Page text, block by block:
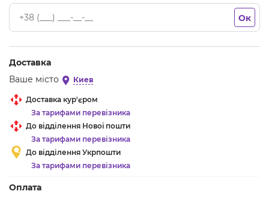
Ок
Доставка
Ваше місто
Киев
Доставка кур'єром
За тарифами перевізника
До відділення Нової пошти
За тарифами перевізника
До відділення Укрпошти
За тарифами перевізника
Оплата